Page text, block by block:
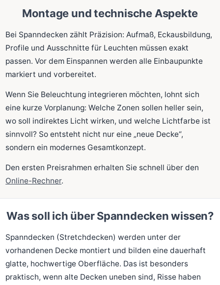
Montage und technische Aspekte
Bei Spanndecken zählt Präzision: Aufmaß, Eckausbildung,
Profile und Ausschnitte für Leuchten müssen exakt
passen. Vor dem Einspannen werden alle Einbaupunkte
markiert und vorbereitet.
Wenn Sie Beleuchtung integrieren möchten, lohnt sich
eine kurze Vorplanung: Welche Zonen sollen heller sein,
wo soll indirektes Licht wirken, und welche Lichtfarbe ist
sinnvoll? So entsteht nicht nur eine „neue Decke“,
sondern ein modernes Gesamtkonzept.
Den ersten Preisrahmen erhalten Sie schnell über den
Online-Rechner.
Was soll ich über Spanndecken wissen?
Spanndecken (Stretchdecken) werden unter der
vorhandenen Decke montiert und bilden eine dauerhaft
glatte, hochwertige Oberfläche. Das ist besonders
praktisch, wenn alte Decken uneben sind, Risse haben